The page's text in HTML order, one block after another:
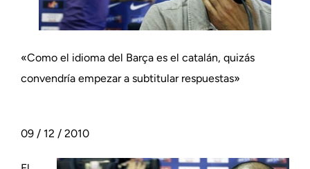
«Como el idioma del Barça es el catalán, quizás
convendría empezar a subtitular respuestas»
09 / 12 / 2010